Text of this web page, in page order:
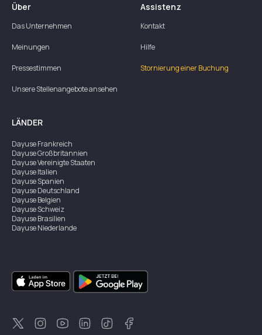
Über
Das Unternehmen
Meinungen
Pressestimmen
Unsere Stellenangebote ansehen
Assistenz
Kontakt
Hilfe
Stornierung einer Buchung
LÄNDER
DayuseFrankreich
DayuseGroßbritannien
DayuseVereinigte Staaten
DayuseItalien
DayuseSpanien
DayuseDeutschland
DayuseBelgien
DayuseSchweiz
DayuseBrasilien
DayuseNiederlande
DayuseKanada
DayuseSingapur
DayuseZweden
DayuseKorea
DayuseNeuseeland